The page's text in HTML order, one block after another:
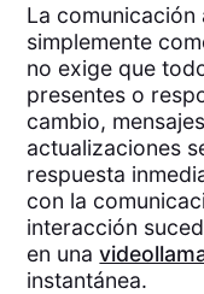
La
simplemente
no exige que
presentes o
cambio,
actualizaciones
respuesta
con la
interacción
en una
instantánea.